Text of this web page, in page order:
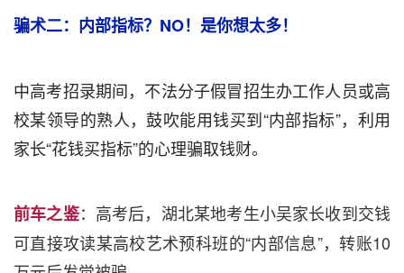
骗术二：内部指标？NO！是你想太多！
中高考招录期间，不法分子假冒招生办工作人员或高
校某领导的熟人，鼓吹能用钱买到“内部指标”，利用
家长“花钱买指标”的心理骗取钱财。
前车之鉴：高考后，湖北某地考生小吴家长收到交钱
可直接攻读某高校艺术预科班的“内部信息”，转账10